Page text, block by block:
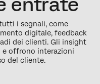
i segnali, come
digitale, feedback
dei clienti. Gli insight
e offrono interazioni
del cliente.